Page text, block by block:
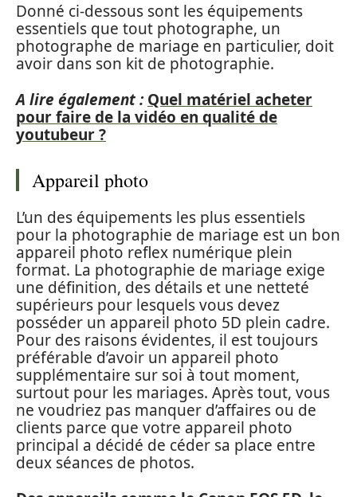
Donné ci-dessous sont les équipements
essentiels que tout photographe, un
photographe de mariage en particulier, doit
avoir dans son kit de photographie.
A lire également : Quel matériel acheter
pour faire de la vidéo en qualité de
youtubeur ?
Appareil photo
L’un des équipements les plus essentiels
pour la photographie de mariage est un bon
appareil photo reflex numérique plein
format. La photographie de mariage exige
une définition, des détails et une netteté
supérieurs pour lesquels vous devez
posséder un appareil photo 5D plein cadre.
Pour des raisons évidentes, il est toujours
préférable d’avoir un appareil photo
supplémentaire sur soi à tout moment,
surtout pour les mariages. Après tout, vous
ne voudriez pas manquer d’affaires ou de
clients parce que votre appareil photo
principal a décidé de céder sa place entre
deux séances de photos.